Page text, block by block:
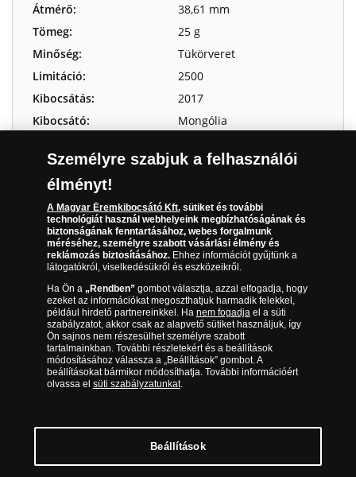
Átmérő:
38,61 mm
Tömeg:
25 g
Minőség:
Tükörveret
Limitáció:
2500
Kibocsátás:
2017
Kibocsátó:
Mongólia
Kedves Látogató!
Sajnáljuk, jelenleg ez a termék nem elérhető.
További ajánlatainkért látogasson el az
eremkibocsato.hu oldalra:
TOVÁBBI AJÁNLATOK MEGTEKINTÉSE
WWW.EREMKIBOCSATO.HU
Személyre szabjuk a felhasználói
élményt!
A Magyar Éremkibocsátó Kft.sütiket és további
technológiát használ webhelyeink megbízhatóságának és
biztonságának fenntartásához, webes forgalmunk
méréséhez, személyre szabott vásárlási élmény és
reklámozás biztosításához.Ehhez információt gyűjtünk a
látogatókról, viselkedésükről és eszközeikről.
Ha Ön a „Rendben”gombot választja, azzal elfogadja, hogy
ezeket az információkat megoszthatjuk harmadik felekkel,
például hirdető partnereinkkel. Ha nem fogadjael a süti
szabályzatot, akkor csak az alapvető sütiket használjuk, így
Ön sajnos nem részesülhet személyre szabott
tartalmainkban. További részletekért és a beállítások
módosításához válassza a „Beállítások” gombot. A
beállításokat bármikor módosíthatja. További információért
olvassa el süti szabályzatunkat.
Beállítások